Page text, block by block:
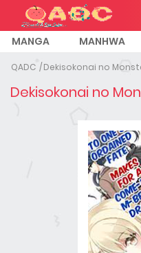
MANGA MANHWA
QADC Dekisokonai no
Dekisokonai no